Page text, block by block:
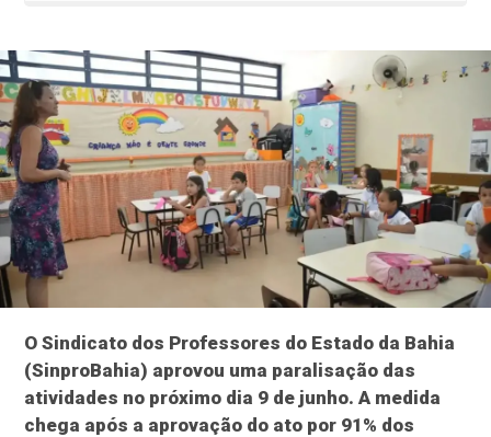
O Sindicato dos Professores do Estado da Bahia
(SinproBahia) aprovou uma paralisação das
atividades no próximo dia 9 de junho. A medida
chega após a aprovação do ato por 91% dos